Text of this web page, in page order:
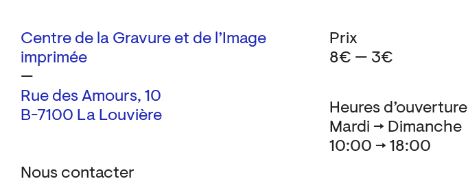
Centre de la Gravure et de l’Image
imprimée
—
Rue des Amours, 10
B-7100 La Louvière
Nous contacter
Heures d’ouverture
Mardi → Dimanche
10:00 → 18:00
Prix
8€ — 3€